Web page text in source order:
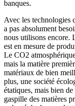
banques.
Avec les technologies
a pas absolument
nous utilisons encore.
est en mesure de
Le CO2
mais la matière
matériaux de bien
plus, une société
étatiques, mais bien
gaspille des matières